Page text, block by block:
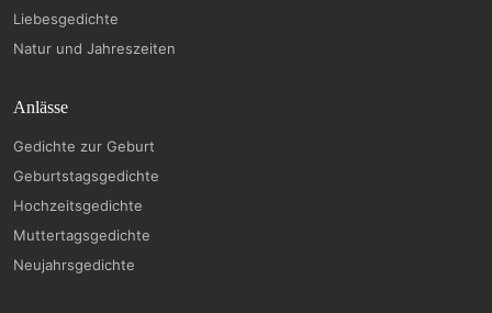
Liebesgedichte
Natur und Jahreszeiten
Anlässe
Gedichte zur Geburt
Geburtstagsgedichte
Hochzeitsgedichte
Muttertagsgedichte
Neujahrsgedichte